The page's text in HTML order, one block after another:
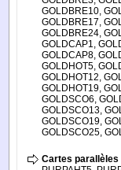
GOLDBRE10,
GOLDBRE17,
GOLDBRE24,
GOLDCAP1,
GOLDCAP8,
GOLDHOT5,
GOLDHOT12,
GOLDHOT19,
GOLDSCO6,
GOLDSCO13,
GOLDSCO19,
GOLDSCO25,
Cartes parallèles